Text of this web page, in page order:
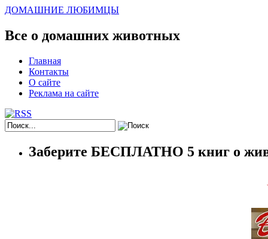
ДОМАШНИЕ ЛЮБИМЦЫ
Все о домашних животных
Главная
Контакты
О сайте
Реклама на сайте
Заберите БЕСПЛАТНО 5 книг о